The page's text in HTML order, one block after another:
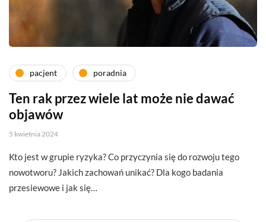
pacjent poradnia
Ten rak przez wiele lat może nie dawać
objawów
5 kwietnia 2024
Kto jest w grupie ryzyka? Co przyczynia się do rozwoju tego
nowotworu? Jakich zachowań unikać? Dla kogo badania
przesiewowe i jak się…